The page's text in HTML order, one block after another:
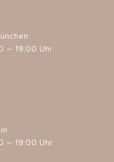
– 19:00 Uhr
– 19:00 Uhr